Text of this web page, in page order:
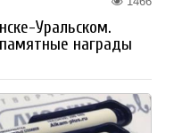
Уральском.
награды